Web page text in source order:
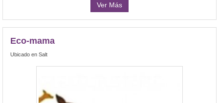
Ver Más
Eco-mama
Ubicado en Salt